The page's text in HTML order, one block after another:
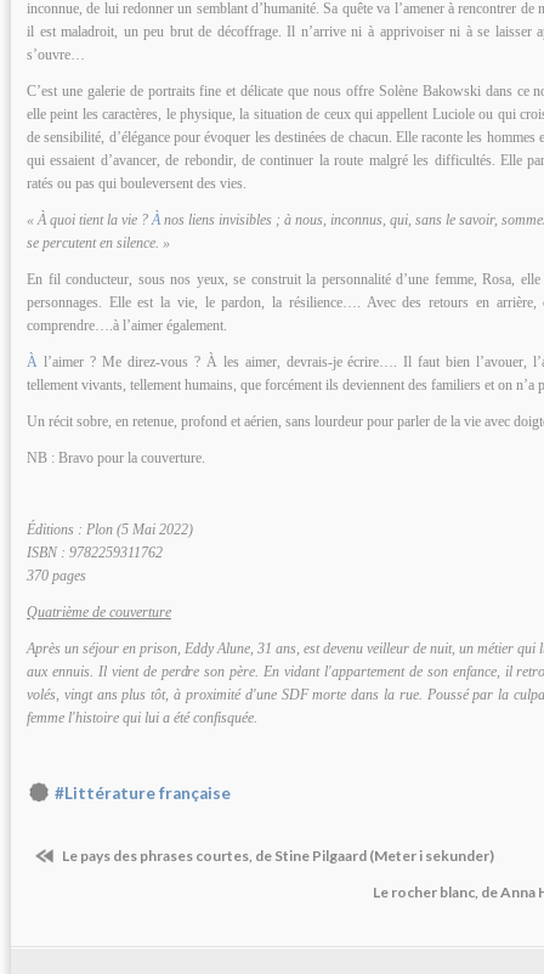
inconnue, de lui redonner un semblant d’humanité. Sa quête va l’amener à rencontrer de
il est maladroit, un peu brut de décoffrage. Il n’arrive ni à apprivoiser ni à se laisser
s’ouvre…
C’est une galerie de portraits fine et délicate que nous offre Solène Bakowski dans ce
elle peint les caractères, le physique, la situation de ceux qui appellent Luciole ou qui
de sensibilité, d’élégance pour évoquer les destinées de chacun. Elle raconte les hommes
qui essaient d’avancer, de rebondir, de continuer la route malgré les difficultés. Elle
ratés ou pas qui bouleversent des vies.
« À quoi tient la vie ?À nos liens invisibles ; à nous, inconnus, qui, sans le savoir,
se percutent en silence. »
En fil conducteur, sous nos yeux, se construit la personnalité d’une femme, Rosa,
personnages. Elle est la vie, le pardon, la résilience…. Avec des retours en
comprendre….à l’aimer également.
À l’aimer ? Me direz-vous ? À les aimer, devrais-je écrire…. Il faut bien l’avouer,
tellement vivants, tellement humains, que forcément ils deviennent des familiers et on n’a
Un récit sobre, en retenue, profond et aérien, sans lourdeur pour parler de la vie avec
NB : Bravo pour la couverture.
Éditions : Plon (5 Mai 2022)
ISBN : 9782259311762
370 pages
Quatrième de couverture
Après un séjour en prison, Eddy Alune, 31 ans, est devenu veilleur de nuit, un métier qui
aux ennuis. Il vient de perdre son père. En vidant l'appartement de son enfance, il
volés, vingt ans plus tôt, à proximité d'une SDF morte dans la rue. Poussé par la
femme l'histoire qui lui a été confisquée.
#Littérature française
Le pays des phrases courtes, de Stine Pilgaard (Meter i sekunder)
Le rocher blanc, de